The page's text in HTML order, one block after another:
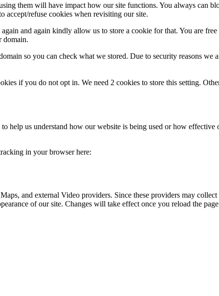
them will have impact how our site functions. You always can
refuse cookies when revisiting our site.
and again kindly allow us to store a cookie for that. You are
domain.
so you can check what we stored. Due to security reasons
if you do not opt in. We need 2 cookies to store this setting.
help us understand how our website is being used or how
in your browser here:
and external Video providers. Since these providers may
of our site. Changes will take effect once you reload the